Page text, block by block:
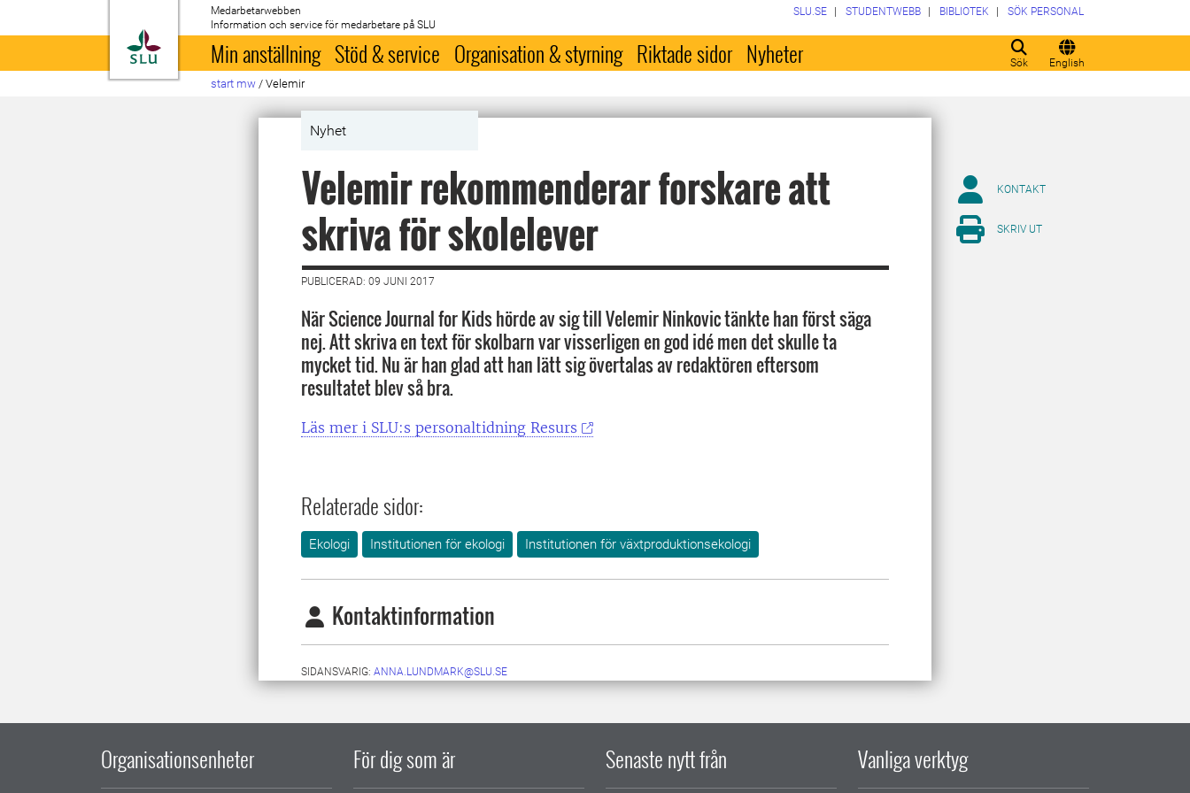
Till startsida
Medarbetarwebben
Information och service för medarbetare på SLU
Sök English
SLU.SE STUDENTWEBB BIBLIOTEK SÖK PERSONAL
Min anställning Stöd & service Organisation & styrning Riktade sidor Nyheter
start mw / Velemir
Nyhet
Velemir rekommenderar forskare att
skriva för skolelever
PUBLICERAD: 09 JUNI 2017
När Science Journal for Kids hörde av sig till Velemir Ninkovic tänkte han först säga
nej. Att skriva en text för skolbarn var visserligen en god idé men det skulle ta
mycket tid. Nu är han glad att han lätt sig övertalas av redaktören eftersom
resultatet blev så bra.
Läs mer i SLU:s personaltidning Resurs
Relaterade sidor:
Ekologi Institutionen för ekologi Institutionen för växtproduktionsekologi
Kontaktinformation
SIDANSVARIG: ANNA.LUNDMARK@SLU.SE
KONTAKT
SKRIV UT
Organisationsenheter För dig som är Senaste nytt från Vanliga verktyg